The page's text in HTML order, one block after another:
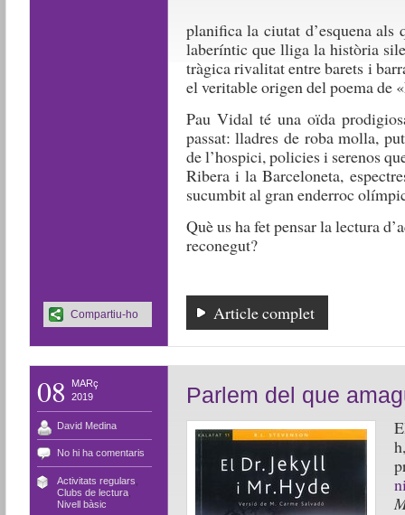
planifica la ciutat d’esquena
laberíntic que lliga la història
tràgica rivalitat entre barets i
el veritable origen del poema de
Pau Vidal té una oïda
passat: lladres de roba molla,
de l’hospici, policies i serenos
Ribera i la Barceloneta,
sucumbit al gran enderroc
Què us ha fet pensar la lectura
reconegut?
Article complet
Compartiu-ho
08
MARç
2019
David Medina
No hi ha comentaris
Activitats regulars
Clubs de lectura,
Nivell bàsic
Parlem del que